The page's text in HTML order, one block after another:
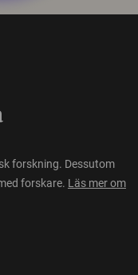
forskning. Dessutom
forskare. Läs mer om